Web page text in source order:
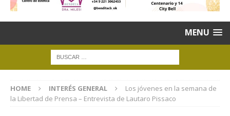
MENU
HOME INTERÉS GENERAL
Los jóvenes en la semana de
la Libertad de Prensa – Entrevista de Lautaro Pissaco